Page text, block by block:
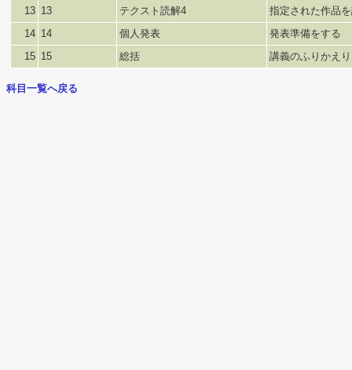
13 13 テクスト読解4
指定された作品
14 14 個人発表
発表準備をする
15 15 総括 講義のふりかえ
科目一覧へ戻る